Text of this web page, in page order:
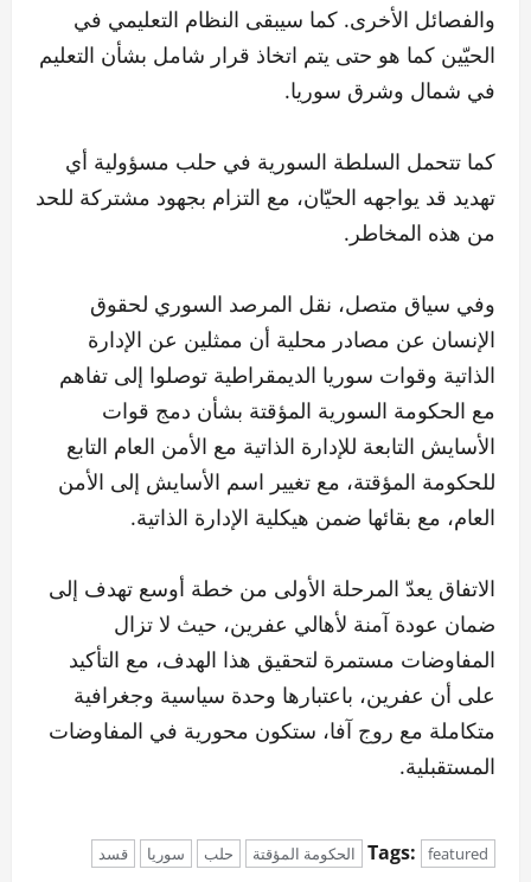
والفصائل الأخرى. كما سيبقى النظام التعليمي في
الحيّين كما هو حتى يتم اتخاذ قرار شامل بشأن التعليم
في شمال وشرق سوريا.
كما تتحمل السلطة السورية في حلب مسؤولية أي
تهديد قد يواجهه الحيّان، مع التزام بجهود مشتركة للحد
من هذه المخاطر.
وفي سياق متصل، نقل المرصد السوري لحقوق
الإنسان عن مصادر محلية أن ممثلين عن الإدارة
الذاتية وقوات سوريا الديمقراطية توصلوا إلى تفاهم
مع الحكومة السورية المؤقتة بشأن دمج قوات
الأسايش التابعة للإدارة الذاتية مع الأمن العام التابع
للحكومة المؤقتة، مع تغيير اسم الأسايش إلى الأمن
العام، مع بقائها ضمن هيكلية الإدارة الذاتية.
الاتفاق يعدّ المرحلة الأولى من خطة أوسع تهدف إلى
ضمان عودة آمنة لأهالي عفرين، حيث لا تزال
المفاوضات مستمرة لتحقيق هذا الهدف، مع التأكيد
على أن عفرين، باعتبارها وحدة سياسية وجغرافية
متكاملة مع روج آفا، ستكون محورية في المفاوضات
المستقبلية.
Tags: featured الحكومة المؤقتة حلب سوريا قسد